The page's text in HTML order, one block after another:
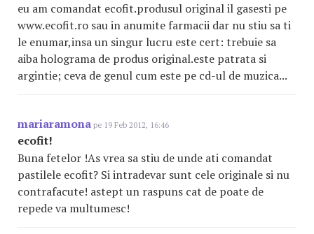
eu am comandat ecofit.produsul original il gasesti pe
www.ecofit.ro sau in anumite farmacii dar nu stiu sa ti
le enumar,insa un singur lucru este cert: trebuie sa
aiba holograma de produs original.este patrata si
argintie; ceva de genul cum este pe cd-ul de muzica...
mariaramona pe 19 Feb 2012, 16:46
ecofit!
Buna fetelor !As vrea sa stiu de unde ati comandat
pastilele ecofit? Si intradevar sunt cele originale si nu
contrafacute! astept un raspuns cat de poate de
repede va multumesc!